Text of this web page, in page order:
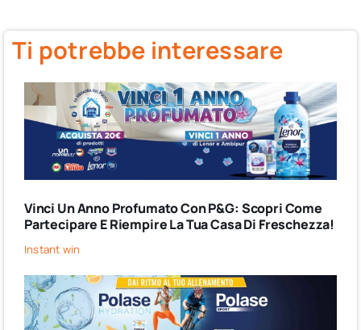
Ti potrebbe interessare
Vinci Un Anno Profumato Con P&G: Scopri Come
Partecipare E Riempire La Tua Casa Di Freschezza!
Instant win